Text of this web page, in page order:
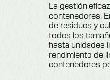
La gestión
contenedores.
de residuos y
todos los
hasta unidades
rendimiento de
contenedores